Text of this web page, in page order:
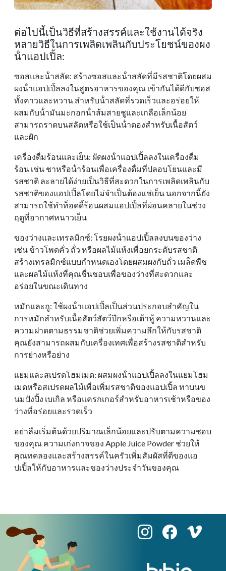
ต่อไปนี้เป็นวิธีที่สร้างสรรค์และใช้งานได้จริง
หลายวิธีในการเพลิดเพลินกับประโยชน์ของผง
น้ําแอปเปิ้ล:
ซอสและน้ําสลัด: สร้างซอสและน้ําสลัดที่มีรสชาติโดยผสม
ผงน้ําแอปเปิ้ลลงในสูตรอาหารของคุณ เข้ากันได้ดีกับซอส
ทั้งคาวและหวาน สําหรับน้ําสลัดที่รวดเร็วและอร่อยให้
ผสมกับน้ํามันมะกอกน้ําส้มสายชูและเกลือเล็กน้อย
สามารถราดบนสลัดหรือใช้เป็นน้ําดองสําหรับเนื้อสัตว์
และผัก
เครื่องดื่มร้อนและเย็น: ผัดผงน้ําแอปเปิ้ลลงในเครื่องดื่ม
ร้อน เช่น ชาหรือน้ําร้อนเพื่อเครื่องดื่มที่ปลอบโยนและมี
รสชาติ ละลายได้ง่ายเป็นวิธีที่สะดวกในการเพลิดเพลินกับ
รสชาติของแอปเปิ้ลโดยไม่จําเป็นต้องแช่เย็น นอกจากนี้ยัง
สามารถใช้ทําท็อดดี้ร้อนผสมแอปเปิ้ลที่ผ่อนคลายในช่วง
ฤดูที่อากาศหนาวเย็น
ของว่างและเทรลมิกซ์: โรยผงน้ําแอปเปิ้ลลงบนของว่าง
เช่น ข้าวโพดคั่ว ถั่ว หรือผลไม้แห้งเพื่อยกระดับรสชาติ
สร้างเทรลมิกซ์แบบกําหนดเองโดยผสมผงกับถั่ว เมล็ดพืช
และผลไม้แห้งที่คุณชื่นชอบเพื่อของว่างที่สะดวกและ
อร่อยในขณะเดินทาง
หมักและถู: ใช้ผงน้ําแอปเปิ้ลเป็นส่วนประกอบสําคัญใน
การหมักสําหรับเนื้อสัตว์สัตว์ปีกหรือเต้าหู้ ความหวานและ
ความฝาดตามธรรมชาติช่วยเพิ่มความลึกให้กับรสชาติ
คุณยังสามารถผสมกับเครื่องเทศเพื่อสร้างรสชาติสําหรับ
การย่างหรือย่าง
แยมและสเปรดโฮมเมด: ผสมผงน้ําแอปเปิ้ลลงในแยมโฮม
เมดหรือสเปรดผลไม้เพื่อเพิ่มรสชาติของแอปเปิ้ล ทาบนข
นมปังปิ้ง เบเกิล หรือแครกเกอร์สําหรับอาหารเช้าหรือของ
ว่างที่อร่อยและรวดเร็ว
อย่าลืมเริ่มต้นด้วยปริมาณเล็กน้อยและปรับตามความชอบ
ของคุณ ความเก่งกาจของ Apple Juice Powder ช่วยให้
คุณทดลองและสร้างสรรค์ในครัวเพิ่มสัมผัสที่ดีของแอ
ปเปิ้ลให้กับอาหารและของว่างประจําวันของคุณ